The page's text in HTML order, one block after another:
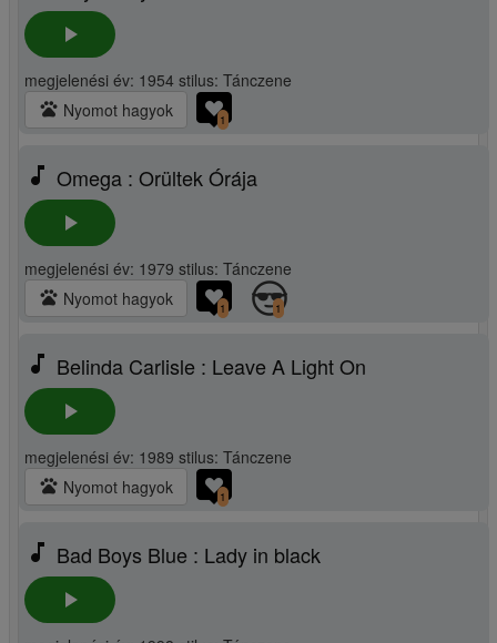
play_arrow
megjelenési év: 1954 stilus: Tánczene
pets Nyomot hagyok 1
music_note Omega : Orültek Órája
play_arrow
megjelenési év: 1979 stilus: Tánczene
pets Nyomot hagyok 1 1
music_note Belinda Carlisle : Leave A Light On
play_arrow
megjelenési év: 1989 stilus: Tánczene
pets Nyomot hagyok 1
music_note Bad Boys Blue : Lady in black
play_arrow